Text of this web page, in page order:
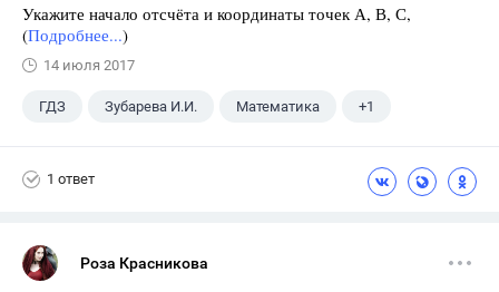
Укажите начало отсчёта и координаты точек А, В, С,
(Подробнее...)
14 июля 2017
ГДЗ Зубарева И.И. Математика +1
1 ответ
Роза Красникова